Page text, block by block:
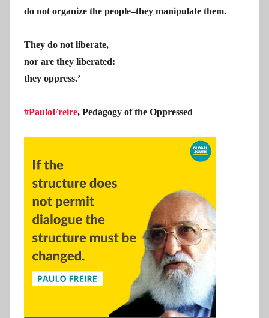
do not organize the people–they manipulate them.
They do not liberate,
nor are they liberated:
they oppress.’
#PauloFreire, Pedagogy of the Oppressed